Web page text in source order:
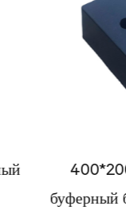
мм
бампер для